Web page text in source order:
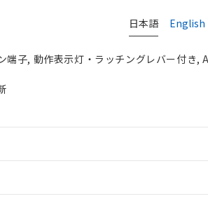
日本語 English
端子, 動作表示灯・ラッチングレバー付き,